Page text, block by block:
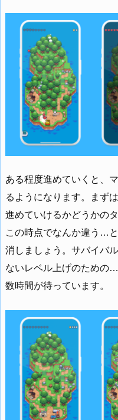
ある程度進めていくと、
るようになります。まず
進めていけるかどうかの
この時点でなんか違う…
消しましょう。サバイバ
ないレベル上げのための
数時間が待っています。